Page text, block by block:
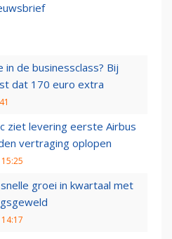
in de businessclass? Bij
dat 170 euro extra
ziet levering eerste Airbus
vertraging oplopen
groei in kwartaal met